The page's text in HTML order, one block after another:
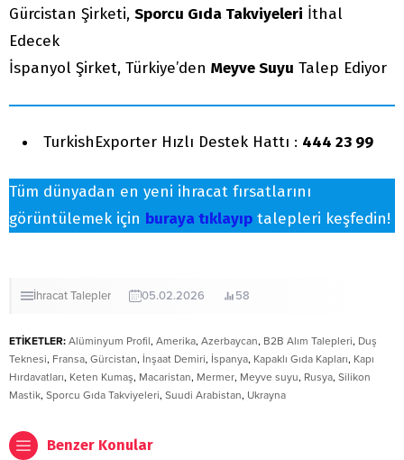
Gürcistan Şirketi, Sporcu Gıda Takviyeleri İthal
Edecek
İspanyol Şirket, Türkiye’den Meyve Suyu Talep Ediyor
TurkishExporter Hızlı Destek Hattı : 444 23 99
Tüm dünyadan en yeni ihracat fırsatlarını
görüntülemek için buraya tıklayıp talepleri keşfedin!
İhracatTalepler 05.02.2026 58
ETİKETLER: Alüminyum Profil, Amerika, Azerbaycan, B2B Alım Talepleri, Duş
Teknesi, Fransa, Gürcistan, İnşaat Demiri, İspanya, Kapaklı Gıda Kapları, Kapı
Hırdavatları, Keten Kumaş, Macaristan, Mermer, Meyve suyu, Rusya, Silikon
Mastik, Sporcu Gıda Takviyeleri, Suudi Arabistan, Ukrayna
Benzer Konular